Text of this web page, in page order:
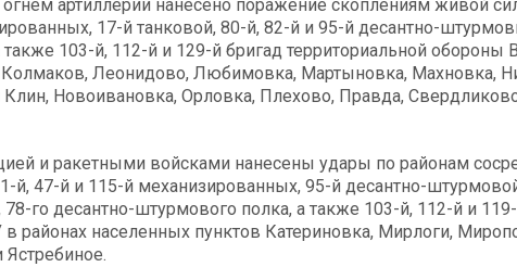
артиллерии нанесено поражение скоплениям живой
17-й танковой, 80-й, 82-й и 95-й десантно-
103-й, 112-й и 129-й бригад территориальной обороны
Леонидово, Любимовка, Мартыновка, Махновка,
Новоивановка, Орловка, Плехово, Правда,
и ракетными войсками нанесены удары по районам
й, 47-й и 115-й механизированных, 95-й десантно-
го десантно-штурмового полка, а также 103-й, 112-й и
районах населенных пунктов Катериновка, Мирлоги,
Ястребиное.